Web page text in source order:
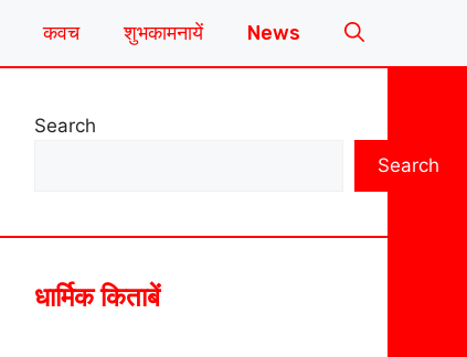
कवच शुभकामनायें News
Search
Search
धार्मिक किताबें